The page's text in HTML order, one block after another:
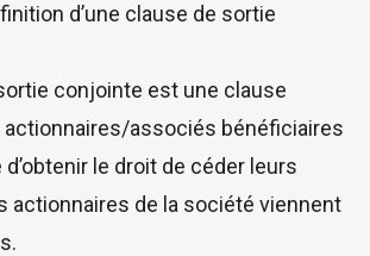
d’une clause de sortie
conjointe est une clause
actionnaires/associés bénéficiaires
le droit de céder leurs
actionnaires de la société viennent